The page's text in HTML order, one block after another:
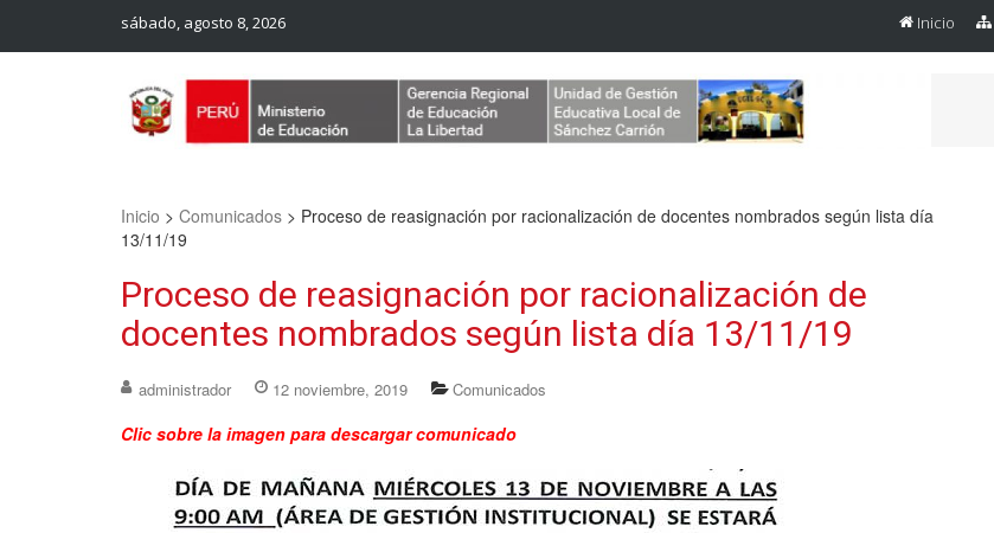
sábado, agosto 8, 2026 Inicio
Inicio > Comunicados > Proceso de reasignación por racionalización de docentes nombrados según lista día
13/11/19
Proceso de reasignación por racionalización de
docentes nombrados según lista día 13/11/19
administrador 12 noviembre, 2019 Comunicados
Clic sobre la imagen para descargar comunicado